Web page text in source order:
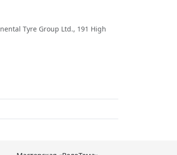
Tyre Group Ltd., 191 High